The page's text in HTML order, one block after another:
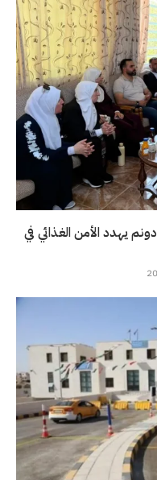
طهبوب من الأغوار: استملاك 3500 دونم يهدد الأمن الغذائي في